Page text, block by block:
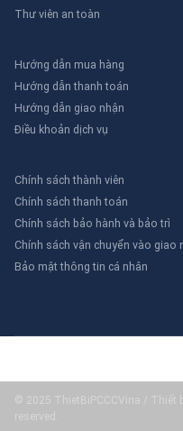
Thư viên an toàn
Hướng dẫn mua hàng
Hướng dẫn thanh toán
Hướng dẫn giao nhận
Điều khoản dịch vụ
Chính sách thành viên
Chính sách thanh toán
Chính sách bảo hành và bảo trì
Chính sách vận chuyển vào giao
Bảo mật thông tin cá nhân
© 2025 ThietBiPCCCVina / Thiết
reserved.